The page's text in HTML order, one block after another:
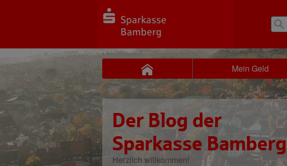
Mein Geld
Der Blog der
Sparkasse Bamberg
Herzlich willkommen!